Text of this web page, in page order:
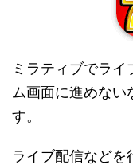
ミラティブでラ
ム画面に進めない
す。
ライブ配信などを